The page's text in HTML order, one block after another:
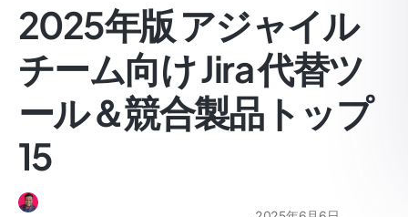
2025年版 アジャイル
チーム向け Jira 代替ツ
ール＆競合製品トップ
15